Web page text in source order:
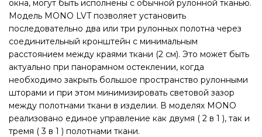
окна, могут быть исполнены с обычной рулонной тканью.
Модель MONO LVT позволяет установить
последовательно два или три рулонных полотна через
соединительный кронштейн с минимальным
расстоянием между краями ткани (2 см). Это может быть
актуально при панорамном остеклении, когда
необходимо закрыть большое пространство рулонными
шторами и при этом минимизировать световой зазор
между полотнами ткани в изделии. В моделях MONO
реализовано единое управление как двумя ( 2 в 1 ), так и
тремя ( 3 в 1 ) полотнами ткани.